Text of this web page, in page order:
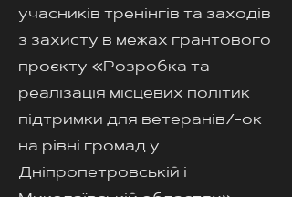
учасників тренінгів та заходів
з захисту в межах грантового
проєкту «Розробка та
реалізація місцевих політик
підтримки для ветеранів/-ок
на рівні громад у
Дніпропетровській і